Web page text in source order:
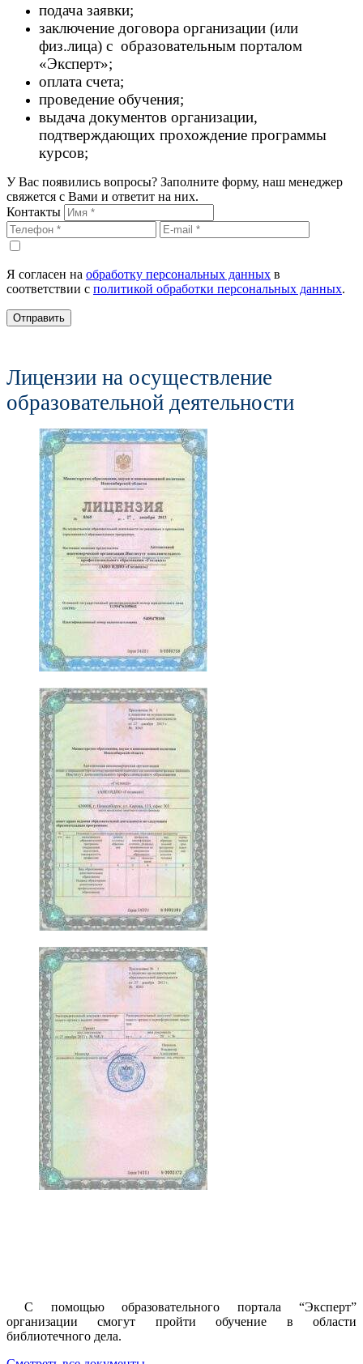
подача заявки;
заключение договора организации (или
физ.лица) с образовательным порталом
«Эксперт»;
оплата счета;
проведение обучения;
выдача документов организации,
подтверждающих прохождение программы
курсов;
У Вас появились вопросы? Заполните форму, наш менеджер
свяжется с Вами и ответит на них.
Контакты
Я согласен на обработку персональных данных в
соответствии с политикой обработки персональных данных.
Отправить
Лицензии на осуществление
образовательной деятельности
С помощью образовательного портала “Эксперт”
организации смогут пройти обучение в области
библиотечного дела.